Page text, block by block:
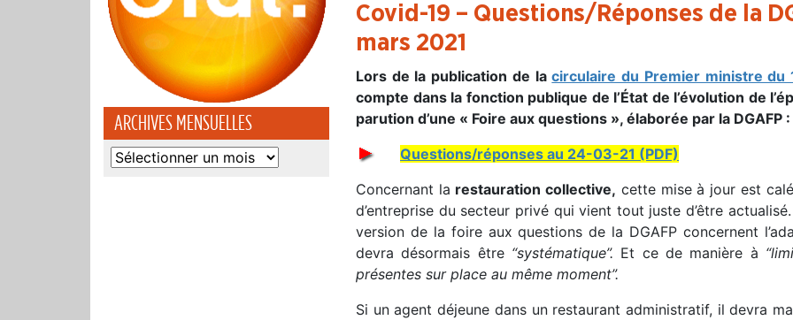
ARCHIVES MENSUELLES
Archives
Covid-19 – Questions/Réponses de la
mars 2021
Lors de la publication de lacirculaire du Premier ministre du
compte dans la fonction publique de l’État de l’évolution de
parution d’une « Foire aux questions », élaborée par la
Questions/réponses au 24-03-21 (PDF)
Concernant la restauration collective, cette mise à jour est
d’entreprise du secteur privé qui vient tout juste d’être
version de la foire aux questions de la DGAFP concernent
devra désormais être “systématique”. Et ce de manière à
présentes sur place au même moment”.
Si un agent déjeune dans un restaurant administratif, il devra